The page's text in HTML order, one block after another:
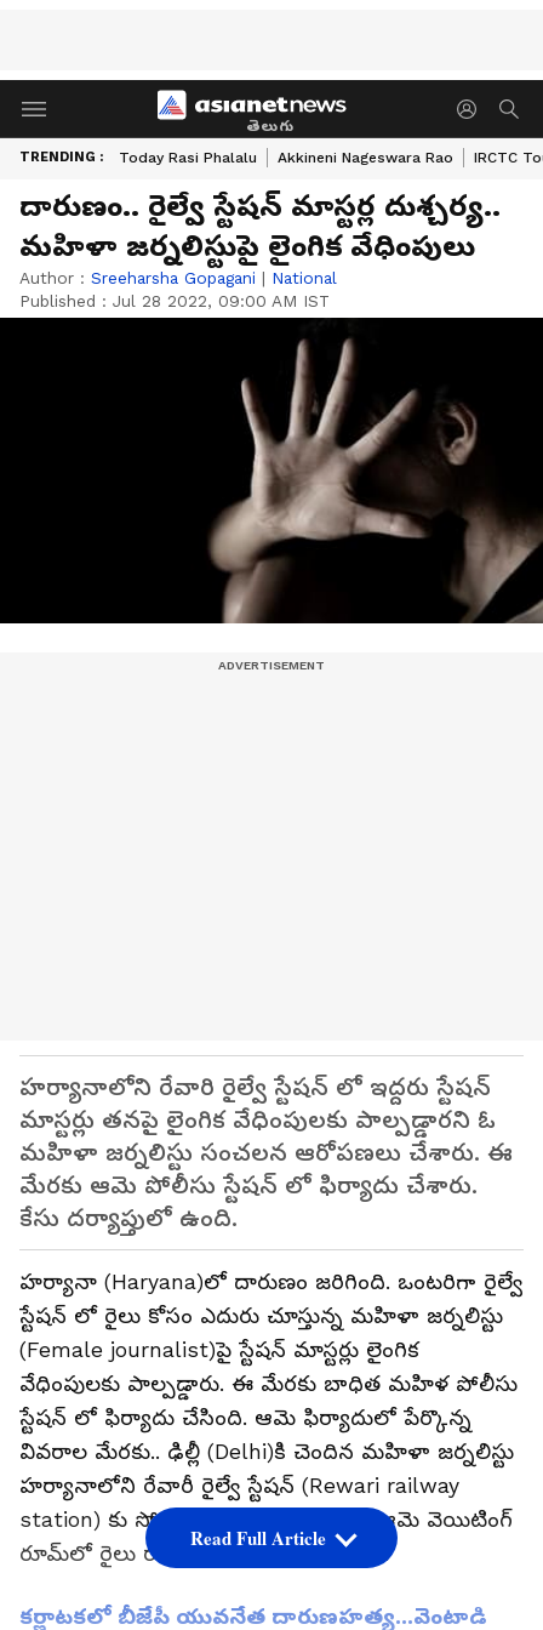
తెలుగు
TRENDING : Today Rasi Phalalu Akkineni Nageswara Rao IRCTC
దారుణం.. రైల్వే స్టేష‌న్ మాస్ట‌ర్ల దుశ్చ‌ర్య‌..
మ‌హిళా జ‌ర్న‌లిస్టుపై లైంగిక వేధింపులు
Author : Sreeharsha Gopagani | National
Published : Jul 28 2022, 09:00 AM IST
హర్యానాలోని రేవారి రైల్వే స్టేషన్ లో ఇద్దరు స్టేషన్
మాస్టర్లు తనపై లైంగిక వేధింపులకు పాల్పడ్డారని ఓ
మహిళా జర్నలిస్టు సంచలన ఆరోపణలు చేశారు. ఈ
మేరకు ఆమె పోలీసు స్టేషన్ లో ఫిర్యాదు చేశారు.
కేసు దర్యాప్తులో ఉంది.
హ‌ర్యానా (Haryana)లో దారుణం జ‌రిగింది. ఒంట‌రిగా రైల్వే
స్టేష‌న్ లో రైలు కోసం ఎదురు చూస్తున్న మ‌హిళా జ‌ర్న‌లిస్టు
(Female journalist)పై స్టేష‌న్ మాస్ట‌ర్లు లైంగిక
వేధింపులకు పాల్ప‌డ్డారు. ఈ మేర‌కు బాధిత మ‌హిళ పోలీసు
స్టేష‌న్ లో ఫిర్యాదు చేసింది. ఆమె ఫిర్యాదులో పేర్కొన్న
వివరాల మేర‌కు.. ఢిల్లీ (Delhi)కి చెందిన మ‌హిళా జ‌ర్న‌లిస్టు
హర్యానాలోని రేవారీ రైల్వే స్టేషన్ (Rewari railway
station) కు సోమ‌వారం వెళ్లారు. అయితే ఆమె వెయిటింగ్
రూమ్‌లో రైలు రాక కోసం ఎదురు చూస్తోంది.
కర్ణాటకలో బీజేపీ యువనేత దారుణహత్య...వెంటాడి
Read Full Article